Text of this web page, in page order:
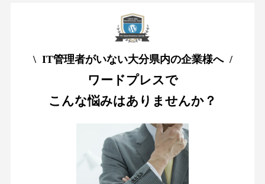
\ IT管理者がいない大分県内の企業様へ /
ワードプレスで
こんな悩みはありませんか？